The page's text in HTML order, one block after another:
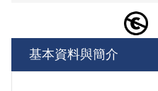
基本資料與簡介